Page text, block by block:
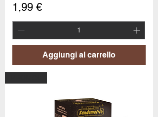
Prezzo
1,99 €
Aggiungi al carrello